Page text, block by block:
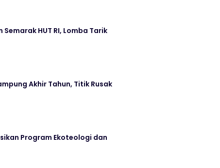
HUT RI, Lomba Tarik
Akhir Tahun, Titik Rusak
Program Ekoteologi dan